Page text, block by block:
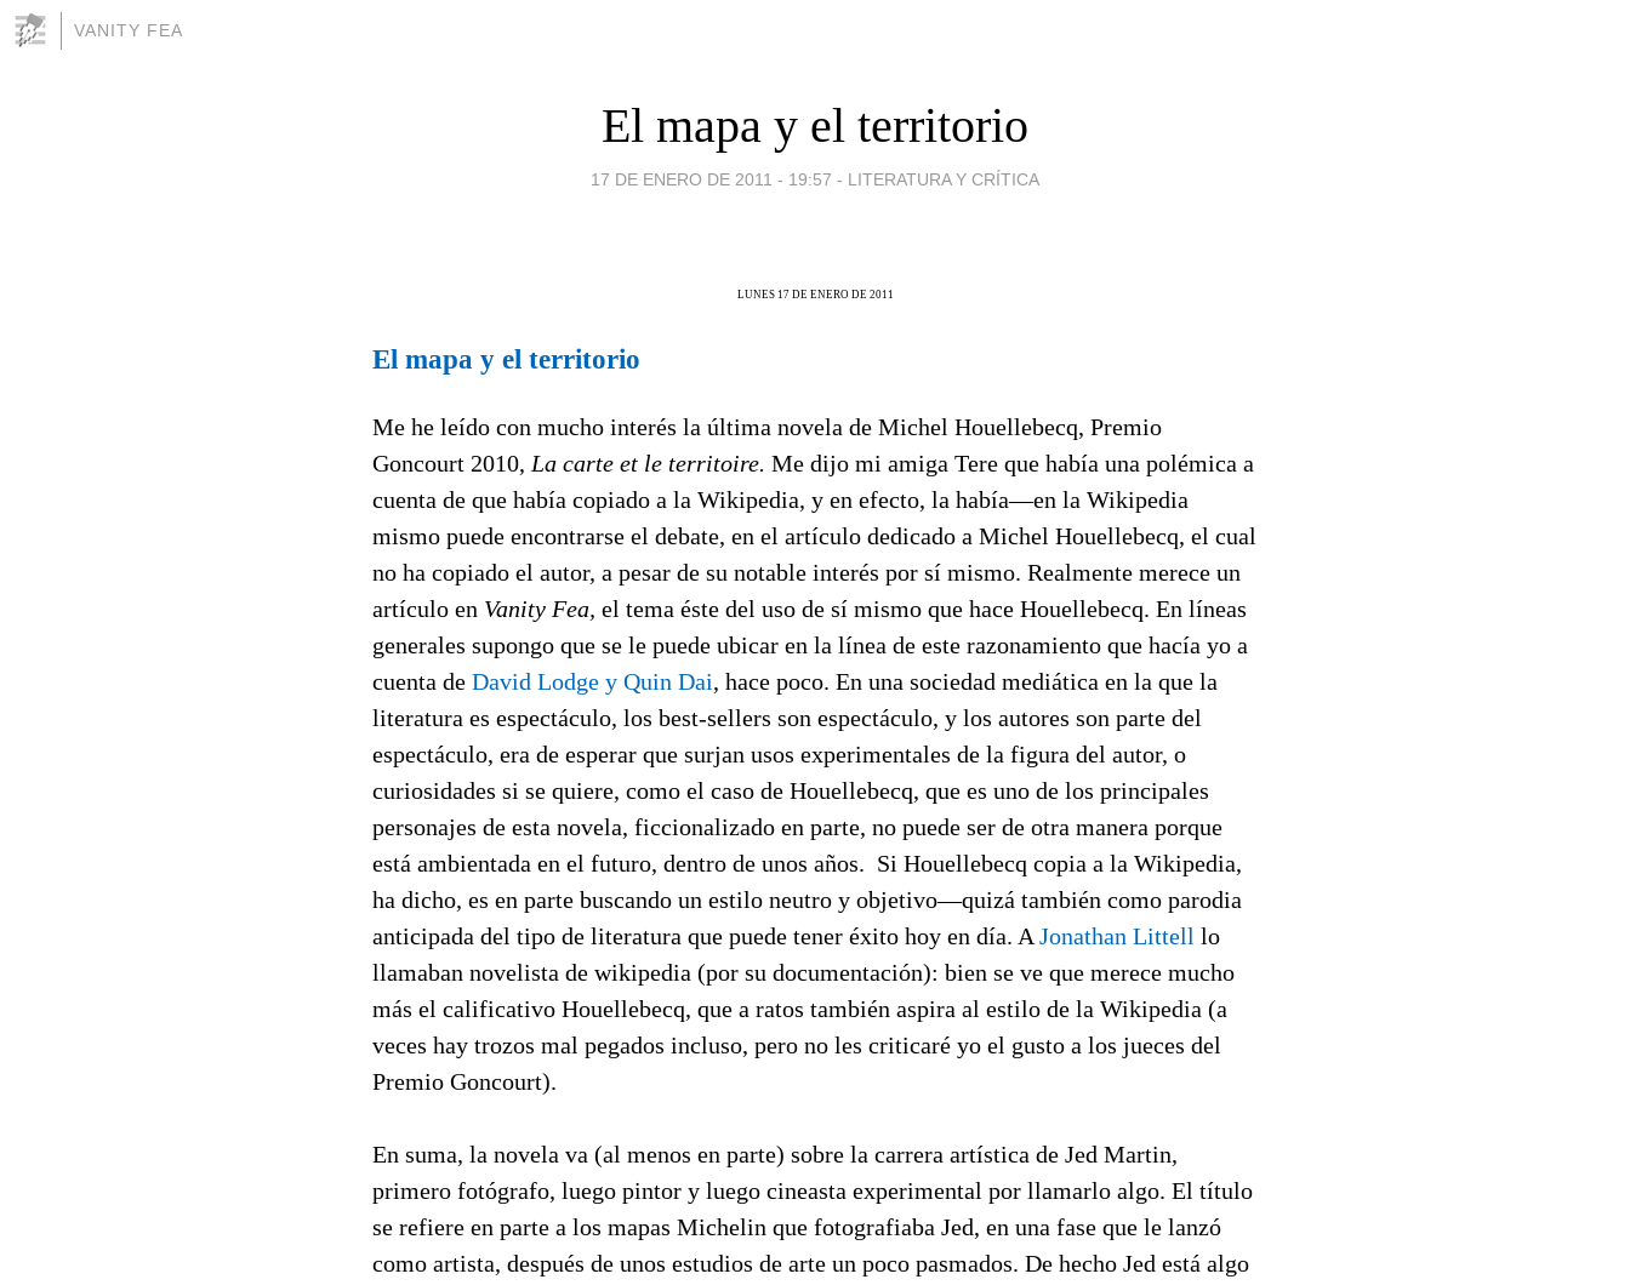
VANITY FEA
El mapa y el territorio
17 DE ENERO DE 2011 - 19:57 - LITERATURA Y CRÍTICA
LUNES 17 DE ENERO DE 2011
El mapa y el territorio
Me he leído con mucho interés la última novela de Michel Houellebecq, Premio
Goncourt 2010, La carte et le territoire. Me dijo mi amiga Tere que había una polémica a
cuenta de que había copiado a la Wikipedia, y en efecto, la había—en la Wikipedia
mismo puede encontrarse el debate, en el artículo dedicado a Michel Houellebecq, el cual
no ha copiado el autor, a pesar de su notable interés por sí mismo. Realmente merece un
artículo en Vanity Fea, el tema éste del uso de sí mismo que hace Houellebecq. En líneas
generales supongo que se le puede ubicar en la línea de este razonamiento que hacía yo a
cuenta de David Lodge y Quin Dai, hace poco. En una sociedad mediática en la que la
literatura es espectáculo, los best-sellers son espectáculo, y los autores son parte del
espectáculo, era de esperar que surjan usos experimentales de la figura del autor, o
curiosidades si se quiere, como el caso de Houellebecq, que es uno de los principales
personajes de esta novela, ficcionalizado en parte, no puede ser de otra manera porque
está ambientada en el futuro, dentro de unos años. Si Houellebecq copia a la Wikipedia,
ha dicho, es en parte buscando un estilo neutro y objetivo—quizá también como parodia
anticipada del tipo de literatura que puede tener éxito hoy en día. A Jonathan Littell lo
llamaban novelista de wikipedia (por su documentación): bien se ve que merece mucho
más el calificativo Houellebecq, que a ratos también aspira al estilo de la Wikipedia (a
veces hay trozos mal pegados incluso, pero no les criticaré yo el gusto a los jueces del
Premio Goncourt).
En suma, la novela va (al menos en parte) sobre la carrera artística de Jed Martin,
primero fotógrafo, luego pintor y luego cineasta experimental por llamarlo algo. El título
se refiere en parte a los mapas Michelin que fotografiaba Jed, en una fase que le lanzó
como artista, después de unos estudios de arte un poco pasmados. De hecho Jed está algo